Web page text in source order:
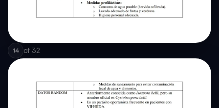
14 of 32